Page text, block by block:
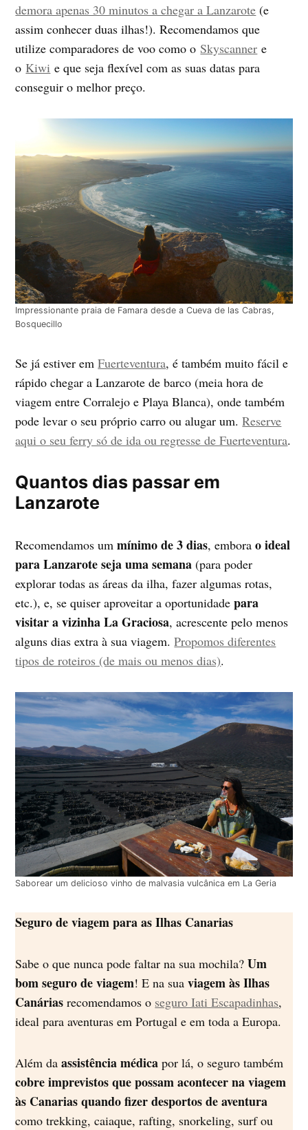
demora apenas 30 minutos a chegar a Lanzarote (e
assim conhecer duas ilhas!). Recomendamos que
utilize comparadores de voo como o Skyscanner e
o Kiwi e que seja flexível com as suas datas para
conseguir o melhor preço.
Impressionante praia de Famara desde a Cueva de las Cabras,
Bosquecillo
Se já estiver emFuerteventura, é também muito fácil e
rápido chegar a Lanzarote de barco (meia hora de
viagem entre Corralejo e Playa Blanca), onde também
pode levar o seu próprio carro ou alugar um.Reserve
aqui o seu ferry só de ida ou regresse de Fuerteventura.
Quantos dias passar em
Lanzarote
Recomendamos ummínimo de 3 dias, emborao ideal
para Lanzarote seja uma semana (para poder
explorar todas as áreas da ilha, fazer algumas rotas,
etc.), e, se quiser aproveitar a oportunidadepara
visitar a vizinha La Graciosa, acrescente pelo menos
alguns dias extra à sua viagem.Propomos diferentes
tipos de roteiros (de mais ou menos dias).
Saborear um delicioso vinho de malvasia vulcânica em La Geria
Seguro de viagem para as Ilhas Canarias
Sabe o que nunca pode faltar na sua mochila?Um
bom seguro de viagem! E na suaviagem às Ilhas
Canárias recomendamos o seguro Iati Escapadinhas,
ideal para aventuras em Portugal e em toda a Europa.
Além daassistência médica por lá, o seguro também
cobre imprevistos que possam acontecer na viagem
às Canarias quando fizer desportos de aventura
como trekking, caiaque, rafting, snorkeling, surf ou